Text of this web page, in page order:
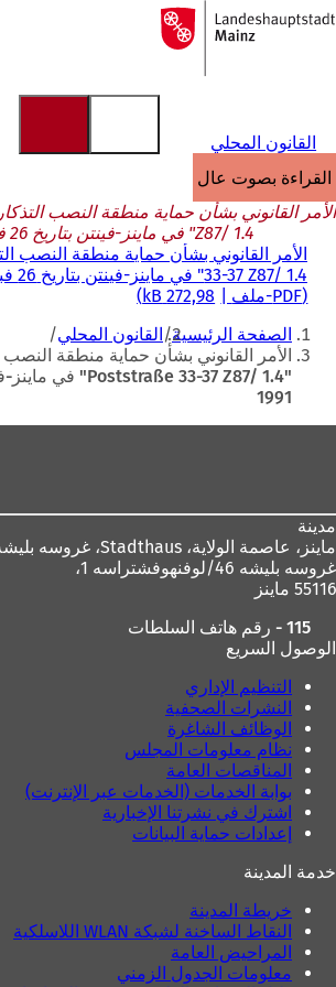
الانتقال إلى المحتوى
إلى
الصفحة
القانون المحلي
القراءة بصوت عالٍ
Z87/ 1.4" في ماينز-فينتن بتاريخ 26 فبراير 1991
33-37 Z87/ 1.4" في ماينز-فينتن بتاريخ 26 فبراير 1991
PDF-ملف 272,98 kB
أنت
هنا
الصفحة الرئيسية القانون المحلي
الأمر القانوني بشأن حماية منطقة النصب
1991
مدينة
ماينز، عاصمة الولاية،
غروسه بليشه 46/لوفنهوفشتراسه 1،
55116 ماينز
115 - رقم هاتف السلطات
الوصول السريع
التنظيم الإداري
النشرات الصحفية
الوظائف الشاغرة
نظام معلومات المجلس
المناقصات العامة
بوابة الخدمات (الخدمات عبر الإنترنت)
اشترك في نشرتنا الإخبارية
إعدادات حماية البيانات
خدمة المدينة
خريطة المدينة
النقاط الساخنة لشبكة WLAN اللاسلكية
المراحيض العامة
معلومات الجدول الزمني